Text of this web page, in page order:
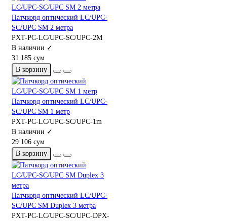
Патчкорд оптический LC/UPC-
SC/UPC SM 2 метра
PXT-PC-LC/UPC-SC/UPC-2M
В наличии ✓
31 185 сум
В корзину
Патчкорд оптический LC/UPC-
SC/UPC SM 1 метр
PXT-PC-LC/UPC-SC/UPC-1m
В наличии ✓
29 106 сум
В корзину
Патчкорд оптический LC/UPC-
SC/UPC SM Duplex 3 метра
PXT-PC-LC/UPC-SC/UPC-DPX-